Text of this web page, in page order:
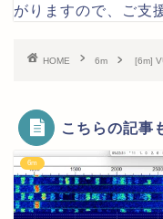
がりますので、ご支
HOME 6m [6m]
こちらの記事
6m